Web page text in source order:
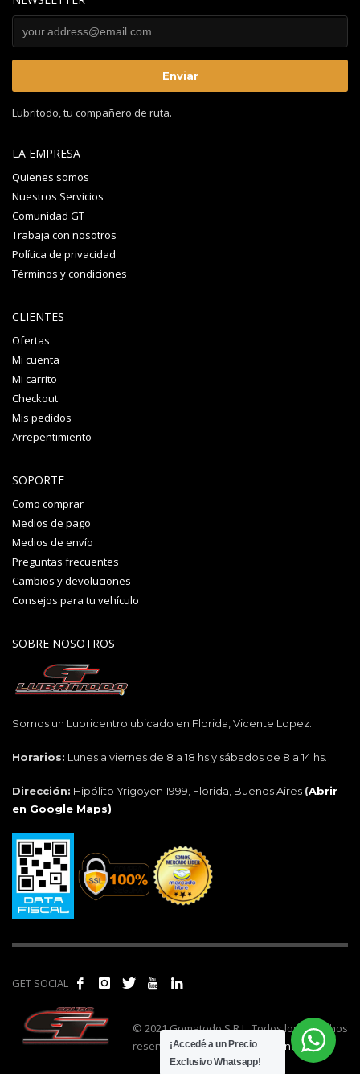
Lubritodo, tu compañero de ruta.
LA EMPRESA
Quienes somos
Nuestros Servicios
Comunidad GT
Trabaja con nosotros
Política de privacidad
Términos y condiciones
CLIENTES
Ofertas
Mi cuenta
Mi carrito
Checkout
Mis pedidos
Arrepentimiento
SOPORTE
Como comprar
Medios de pago
Medios de envío
Preguntas frecuentes
Cambios y devoluciones
Consejos para tu vehículo
SOBRE NOSOTROS
Somos un Lubricentro ubicado en Florida, Vicente Lopez.
Horarios: Lunes a viernes de 8 a 18 hs y sábados de 8 a 14 hs.
Dirección: Hipólito Yrigoyen 1999, Florida, Buenos Aires (Abrir
en Google Maps)
GET SOCIAL
© 2021 Gomatodo S.R.L. Todos los derechos
reservados. | Realizado por
cónclave.
¡Accedé a un Precio
Exclusivo Whatsapp!